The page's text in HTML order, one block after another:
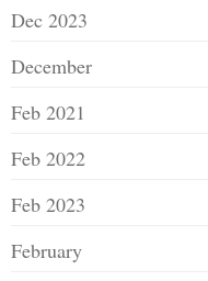
Dec 2023
December
Feb 2021
Feb 2022
Feb 2023
February